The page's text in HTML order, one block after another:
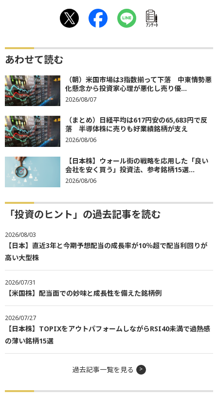
ｱﾝｹｰﾄ
あわせて読む
（朝）米国市場は3指数揃って下落 中東情勢悪
化懸念から投資家心理が悪化し売り優...
2026/08/07
（まとめ）日経平均は617円安の65,683円で反
落 半導体株に売りも好業績銘柄が支え
2026/08/06
【日本株】ウォール街の戦略を応用した「良い
会社を安く買う」投資法、参考銘柄15選...
2026/08/06
「投資のヒント」の過去記事を読む
2026/08/03
【日本】直近3年と今期予想配当の成長率が10％超で配当利回りが
高い大型株
2026/07/31
【米国株】配当面での妙味と成長性を備えた銘柄例
2026/07/27
【日本株】TOPIXをアウトパフォームしながらRSI40未満で過熱感
の薄い銘柄15選
過去記事一覧を見る